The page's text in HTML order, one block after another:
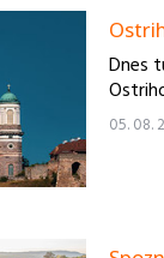
Dnes
05. 08.